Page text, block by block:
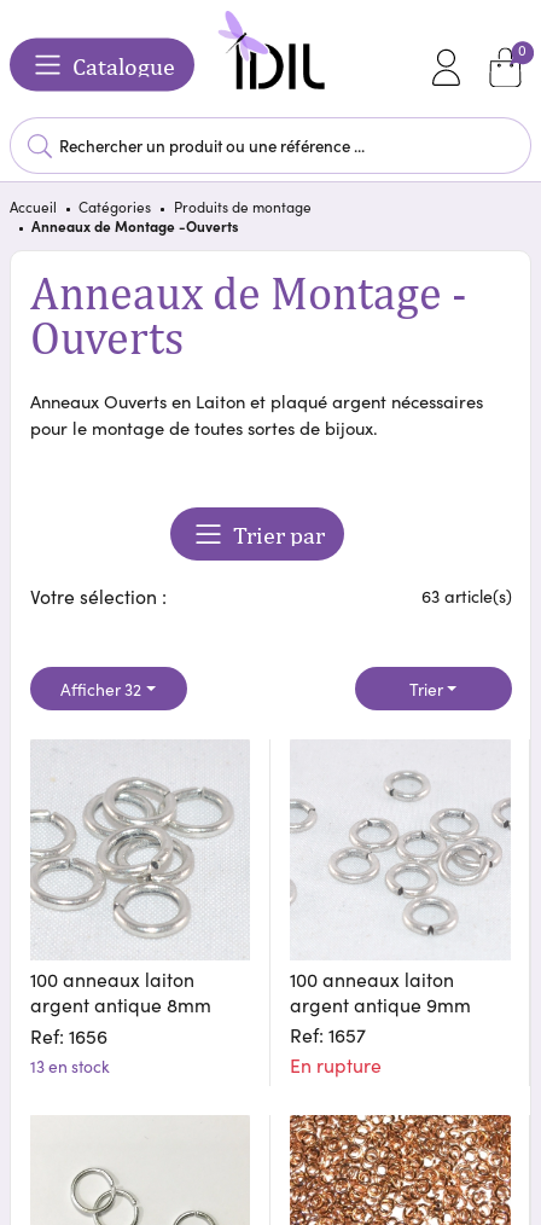
Catalogue
0
Accueil Catégories
Produits de montage
Anneaux de Montage -Ouverts
Anneaux de Montage -
Ouverts
Anneaux Ouverts en Laiton et plaqué argent nécessaires
pour le montage de toutes sortes de bijoux.
Trier par
Votre sélection : 63 article(s)
Afficher 32 Trier
100 anneaux laiton
argent antique 8mm
Ref: 1656
13 en stock
100 anneaux laiton
argent antique 9mm
Ref: 1657
En rupture